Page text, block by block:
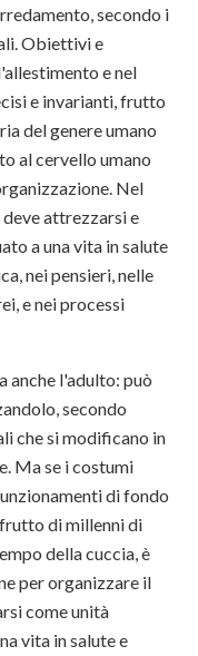
secondo i
Obiettivi e
e nel
e invarianti, frutto
del genere umano
al cervello umano
Nel
attrezzarsi e
a una vita in salute
nei pensieri, nelle
e nei processi
anche l'adulto: può
secondo
che si modificano in
Ma se i costumi
di fondo
di millenni di
della cuccia, è
per organizzare il
come unità
vita in salute e